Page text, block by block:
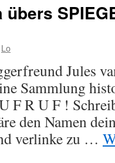
Lo
Jules
Sammlung
F R U F !
den Namen
verlinke zu …